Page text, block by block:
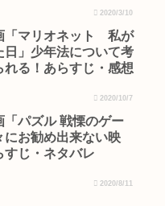
2020/3/10
「マリオネット 私が
日」少年法について考
れる！あらすじ・感想
2020/10/7
「パズル 戦慄のゲー
にお勧め出来ない映
じ・ネタバレ
2020/8/11